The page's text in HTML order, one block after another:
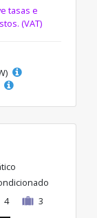
tasas e
(VAT)
4 3